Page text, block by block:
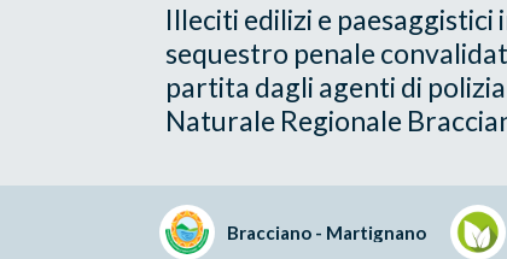
Illeciti edilizi e paesaggistici
sequestro penale
partita dagli agenti di
Naturale Regionale
Bracciano - Martignano